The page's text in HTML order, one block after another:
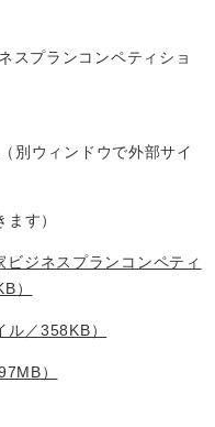
スプランコンペティショ
（別ウィンドウで外部サイ
す）
ジネスプランコンペティ
）
／358KB）
）